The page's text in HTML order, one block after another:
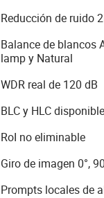
Reducción de ruido
Balance de blancos
lamp y Natural
WDR real de 120 dB
BLC y HLC
RoI no eliminable
Giro de imagen 0°,
Prompts locales de